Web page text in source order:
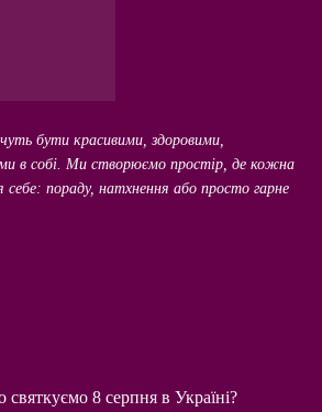
бути красивими, здоровими,
в собі. Ми створюємо простір, де кожна
себе: пораду, натхнення або просто гарне
8 серпня в Україні?